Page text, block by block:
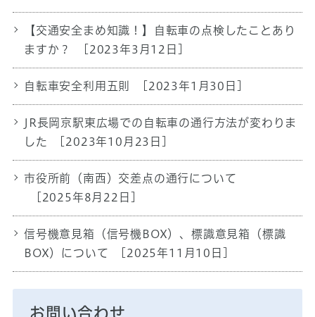
【交通安全まめ知識！】自転車の点検したことあり
ますか？
[2023年3月12日]
自転車安全利用五則 [2023年1月30日]
JR長岡京駅東広場での自転車の通行方法が変わりま
した
[2023年10月23日]
市役所前（南西）交差点の通行について
[2025年8月22日]
信号機意見箱（信号機BOX）、標識意見箱（標識
BOX）について
[2025年11月10日]
お問い合わせ